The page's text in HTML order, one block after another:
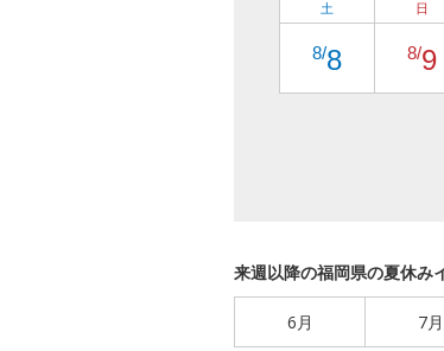
土
8/8
日
8/9
来週以降の福岡県の夏休み
6月 7月